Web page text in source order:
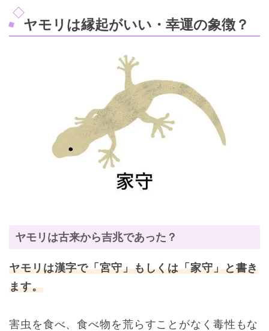
ヤモリは縁起がいい・幸運の象徴？
ヤモリは古来から吉兆であった？
ヤモリは漢字で「宮守」もしくは「家守」と書き
ます。
害虫を食べ、食べ物を荒らすことがなく毒性もな